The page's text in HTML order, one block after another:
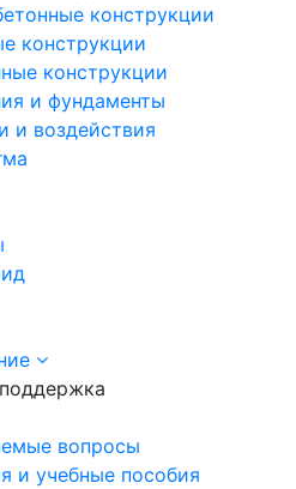
конструкции
конструкции
конструкции
и фундаменты
и воздействия
вопросы
и учебные пособия